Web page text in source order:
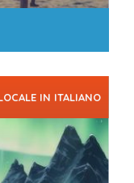
IN ITALIANO